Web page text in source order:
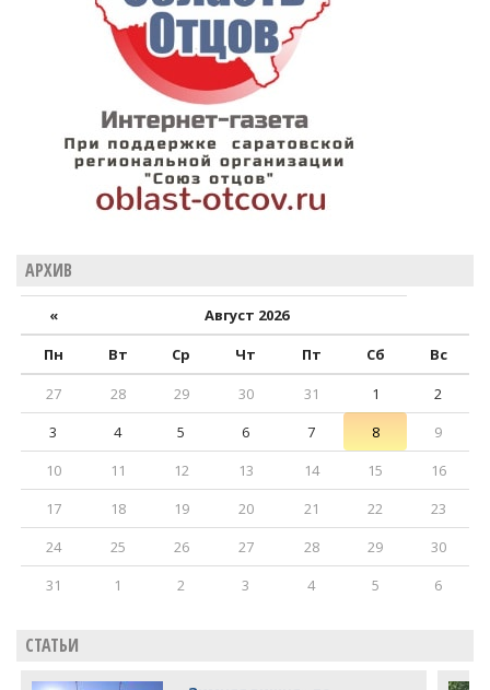
АРХИВ
«
Август 2026
Пн
Вт Ср Чт Пт Сб
Вс
27
28 29 30 31 1
2
3
4 5 6 7 8
9
10
11 12 13 14 15
16
17
18 19 20 21 22
23
24
25 26 27 28 29
30
31
1 2 3 4 5 6
СТАТЬИ